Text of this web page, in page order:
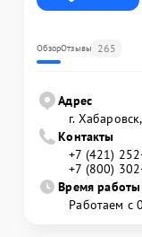
ОбзорОтзывы 265
Адрес
г.
Контакты
+7 (421)
+7 (800)
Время работы
Работаем с